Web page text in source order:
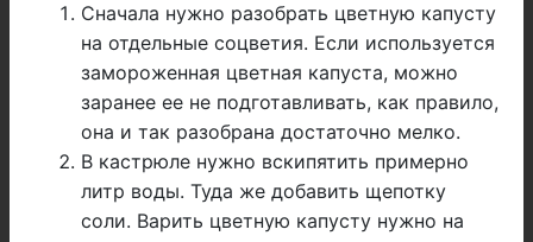
Сначала нужно разобрать цветную капусту
на отдельные соцветия. Если используется
замороженная цветная капуста, можно
заранее ее не подготавливать, как правило,
она и так разобрана достаточно мелко.
В кастрюле нужно вскипятить примерно
литр воды. Туда же добавить щепотку
соли. Варить цветную капусту нужно на